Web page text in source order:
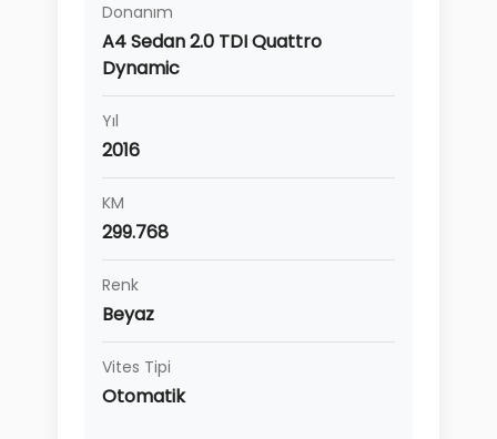
Donanım
A4 Sedan 2.0 TDI Quattro
Dynamic
Yıl
2016
KM
299.768
Renk
Beyaz
Vites Tipi
Otomatik